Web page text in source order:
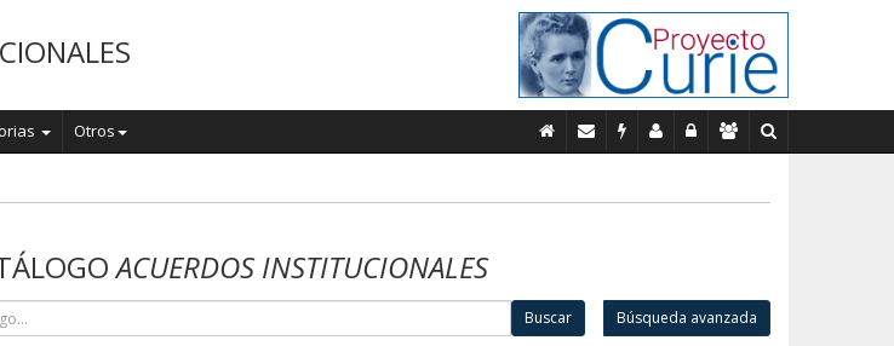
Otros
ACUERDOS INSTITUCIONALES
Buscar Búsqueda avanzada